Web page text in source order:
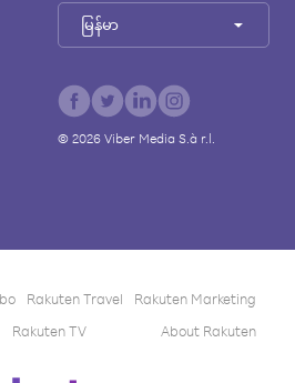
မြန်မာ
© 2026Viber Media S.à r.l.
Rakuten Travel
Rakuten Marketing
Rakuten TV About Rakuten